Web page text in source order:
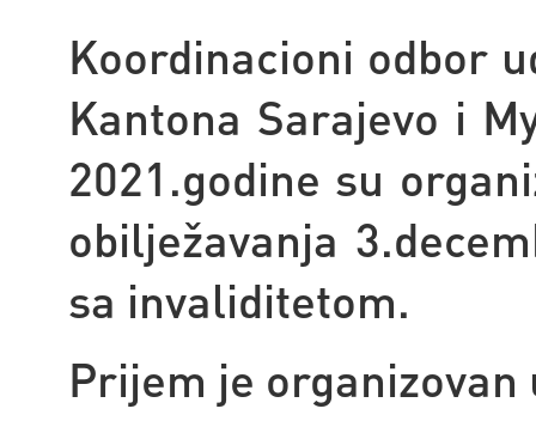
Koordinacioni odbor
Kantona Sarajevo i
2021.godine su
obilježavanja
sa invaliditetom.
Prijem je